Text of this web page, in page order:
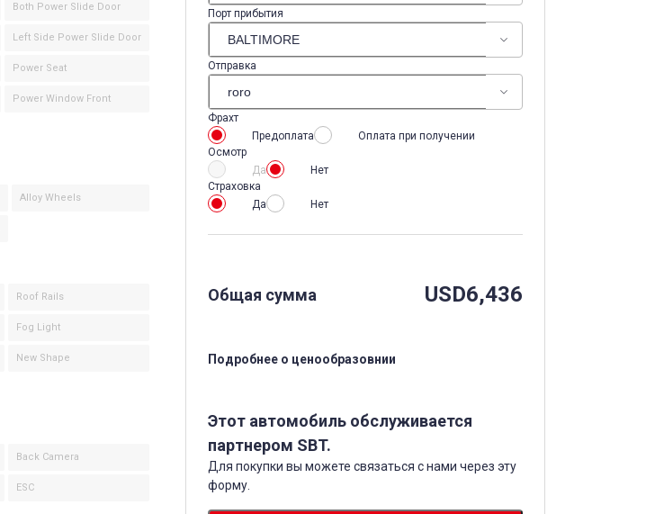
Порт прибытия
Отправка
Фрахт
Предоплата
Оплата при получении
Осмотр
Да
Нет
Страховка
Да
Нет
Общая сумма USD6,436
Подробнее о ценообразовнии
Этот автомобиль обслуживается
партнером SBT.
Для покупки вы можете связаться с нами через эту
форму.
Both Power Slide Door
Left Side Power Slide Door
Power Seat
Power Window Front
Alloy Wheels
Roof Rails
Fog Light
New Shape
Back Camera
ESC